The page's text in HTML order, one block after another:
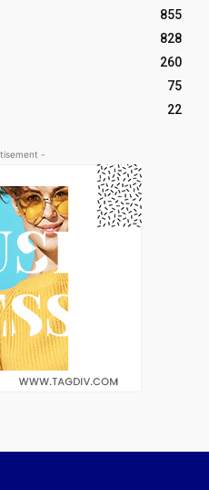
855
828
260
75
22
-